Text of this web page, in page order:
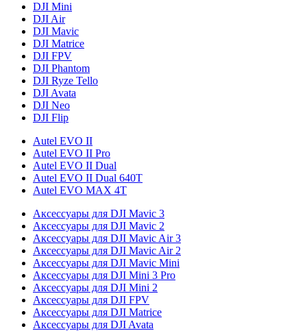
DJI Mini
DJI Air
DJI Mavic
DJI Matrice
DJI FPV
DJI Phantom
DJI Ryze Tello
DJI Avata
DJI Neo
DJI Flip
Autel EVO II
Autel EVO II Pro
Autel EVO II Dual
Autel EVO II Dual 640T
Autel EVO MAX 4T
Аксессуары для DJI Mavic 3
Аксессуары для DJI Mavic 2
Аксессуары для DJI Mavic Air 3
Аксессуары для DJI Mavic Air 2
Аксессуары для DJI Mavic Mini
Аксессуары для DJI Mini 3 Pro
Аксессуары для DJI Mini 2
Аксессуары для DJI FPV
Аксессуары для DJI Matrice
Аксессуары для DJI Avata